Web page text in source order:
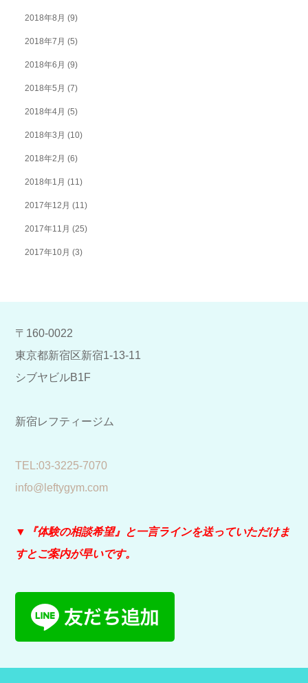
2018年8月 (9)
2018年7月 (5)
2018年6月 (9)
2018年5月 (7)
2018年4月 (5)
2018年3月 (10)
2018年2月 (6)
2018年1月 (11)
2017年12月 (11)
2017年11月 (25)
2017年10月 (3)
〒160-0022
東京都新宿区新宿1-13-11
シブヤビルB1F
新宿レフティージム
​TEL:03-3225-7070
info@leftygym.com
▼『体験の相談希望』と一言ラインを送っていただけま
すとご案内が早いです。